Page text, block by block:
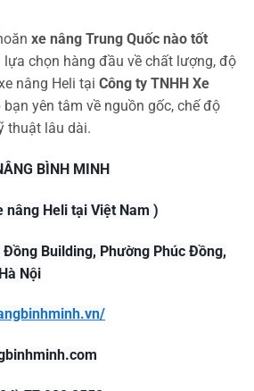
xe nâng Trung Quốc nào tốt
lựa chọn hàng đầu về chất lượng, độ
nâng Heli tại Công ty TNHH Xe
bạn yên tâm về nguồn gốc, chế độ
thuật lâu dài.
BÌNH MINH
nâng Heli tại Việt Nam )
Building, Phường Phúc Đồng,
Nội